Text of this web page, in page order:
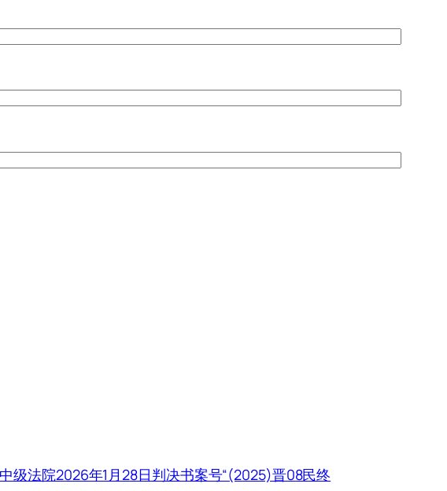
级法院2026年1月28日判决书案号“(2025)晋08民终